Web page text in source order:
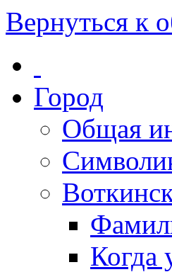
Вернуться к
Город
Общая
Когда